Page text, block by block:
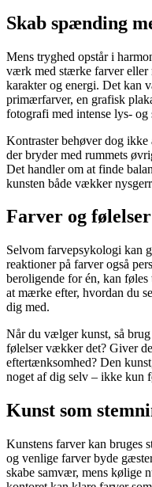
Skab spænding
Mens tryghed opstår i
værk med stærke farver eller
karakter og energi. Det kan
primærfarver, en grafisk
fotografi med intense lys-
Kontraster behøver dog
der bryder med rummets
Det handler om at finde
kunsten både vækker
Farver og
Selvom farvepsykologi kan
reaktioner på farver også
beroligende for én, kan
at mærke efter, hvordan du
dig med.
Når du vælger kunst, så
følelser vækker det? Giver
eftertænksomhed? Den
noget af dig selv – ikke kun
Kunst som
Kunstens farver kan bruges
og venlige farver byde
skabe samvær, mens kølige